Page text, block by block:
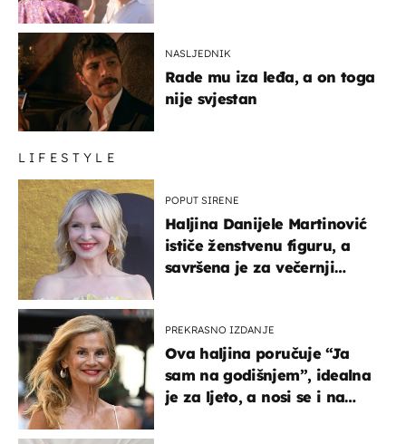
NASLJEDNIK
Rade mu iza leđa, a on toga
nije svjestan
LIFESTYLE
POPUT SIRENE
Haljina Danijele Martinović
ističe ženstvenu figuru, a
savršena je za večernji
PREKRASNO IZDANJE
Ova haljina poručuje “Ja
sam na godišnjem”, idealna
je za ljeto, a nosi se i na